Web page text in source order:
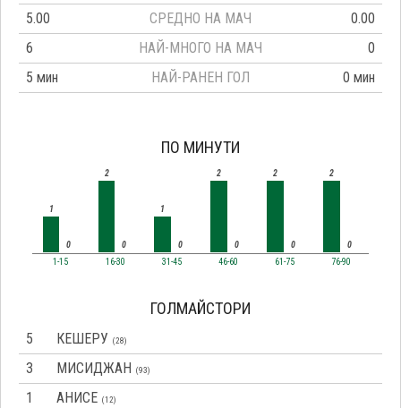
5.00
СРЕДНО НА МАЧ
0.00
6
НАЙ-МНОГО НА МАЧ
0
5 мин
НАЙ-РАНЕН ГОЛ 0 мин
ПО МИНУТИ
1
0
1-15
2
0
16-30
1
0
31-45
2
0
46-60
2
0
61-75
2
0
76-90
ГОЛМАЙСТОРИ
5 КЕШЕРУ (28)
3 МИСИДЖАН (93)
1 АНИСЕ (12)